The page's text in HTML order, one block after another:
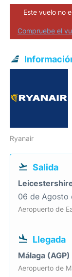
Este vuelo no
Compruebe el
Ryanair
Salida
06 de Agosto
Aeropuerto de
Llegada
Málaga (AGP)
Aeropuerto de